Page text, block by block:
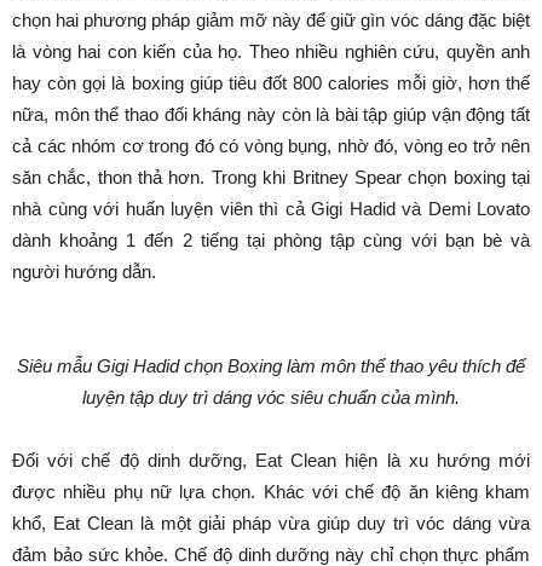
chọn hai phương pháp giảm mỡ này để giữ gìn vóc dáng đặc biệt
là vòng hai con kiến của họ. Theo nhiều nghiên cứu, quyền anh
hay còn gọi là boxing giúp tiêu đốt 800 calories mỗi giờ, hơn thế
nữa, môn thể thao đối kháng này còn là bài tập giúp vận động tất
cả các nhóm cơ trong đó có vòng bụng, nhờ đó, vòng eo trở nên
săn chắc, thon thả hơn. Trong khi Britney Spear chọn boxing tại
nhà cùng với huấn luyện viên thì cả Gigi Hadid và Demi Lovato
dành khoảng 1 đến 2 tiếng tại phòng tập cùng với bạn bè và
người hướng dẫn.
Siêu mẫu Gigi Hadid chọn Boxing làm môn thể thao yêu thích để
luyện tập duy trì dáng vóc siêu chuẩn của mình.
Đối với chế độ dinh dưỡng, Eat Clean hiện là xu hướng mới
được nhiều phụ nữ lựa chọn. Khác với chế độ ăn kiêng kham
khổ, Eat Clean là một giải pháp vừa giúp duy trì vóc dáng vừa
đảm bảo sức khỏe. Chế độ dinh dưỡng này chỉ chọn thực phẩm